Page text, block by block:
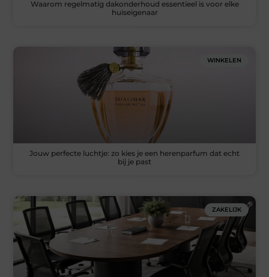
Waarom regelmatig dakonderhoud essentieel is voor elke
huiseigenaar
WINKELEN
Jouw perfecte luchtje: zo kies je een herenparfum dat echt
bij je past
ZAKELIJK